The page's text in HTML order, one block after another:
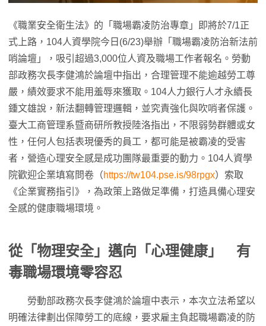
《職業安全衛生法》的「職場霸凌防治專章」即將於7/1正
式上路，104人資學院今日(6/23)舉辦「職場霸凌防治新法前
哨論壇」，吸引超過3,000位人資及職場工作者報名。勞動
部政務次長李健鴻於論壇中指出，合理管理不能逾越勞工尊
嚴，績效要求不能用羞辱來獲取。104人力銀行人才永續長
鍾文雄說，新法翻轉管理邏輯，並究責強化與吹哨者保護。
臺大工商管理系暨商研所教授陸洛指出，不限弱勢群體或女
性，任何人包括表現優秀的員工，都可能是被霸凌的受害
者，營造心理安全感是成功團隊最重要的動力。104人資學
院歡迎企業填寫問卷（https://tw104.pse.is/98rpgx）索取
《企業實務指引》，為政策上路做足準備，打造具備心理安
全感的健康職場環境。
從「物理安全」邁向「心理健康」 有
毒職場環境零容忍
勞動部政務次長李健鴻於論壇中表示，本次立法希望以
明確法律劃出保障勞工的底線，要求雇主負起職場霸凌的防